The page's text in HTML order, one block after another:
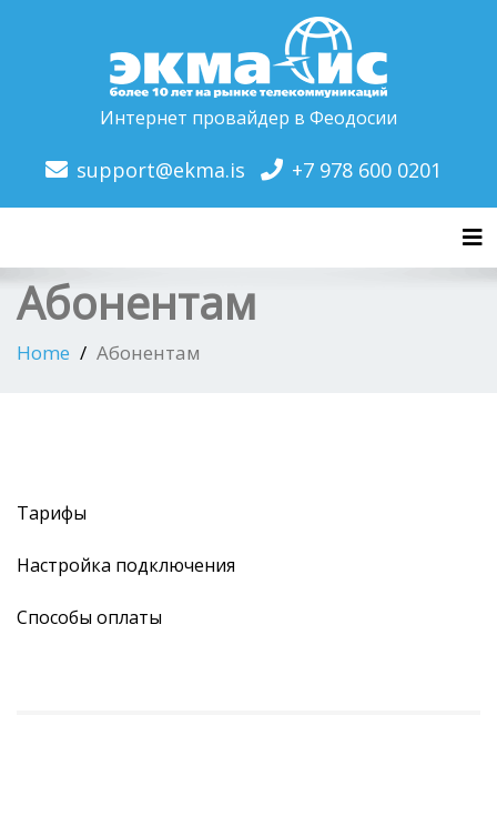
Интернет провайдер в Феодосии
support@ekma.is +7 978 600 0201
Абонентам
Home Абонентам
Тарифы
Настройка подключения
Способы оплаты